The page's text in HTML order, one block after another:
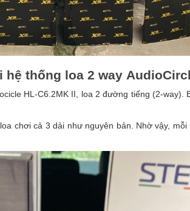
thống loa 2 way
HL-C6.2MK II, loa 2 đường tiếng (2-way).
chơi cả 3 dải như nguyên bản. Nhờ vậy,